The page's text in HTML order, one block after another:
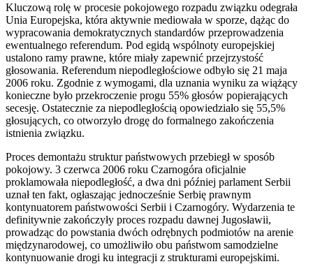
Kluczową rolę w procesie pokojowego rozpadu związku odegrała
Unia Europejska, która aktywnie mediowała w sporze, dążąc do
wypracowania demokratycznych standardów przeprowadzenia
ewentualnego referendum. Pod egidą wspólnoty europejskiej
ustalono ramy prawne, które miały zapewnić przejrzystość
głosowania. Referendum niepodległościowe odbyło się 21 maja
2006 roku. Zgodnie z wymogami, dla uznania wyniku za wiążący
konieczne było przekroczenie progu 55% głosów popierających
secesję. Ostatecznie za niepodległością opowiedziało się 55,5%
głosujących, co otworzyło drogę do formalnego zakończenia
istnienia związku.
Proces demontażu struktur państwowych przebiegł w sposób
pokojowy. 3 czerwca 2006 roku Czarnogóra oficjalnie
proklamowała niepodległość, a dwa dni później parlament Serbii
uznał ten fakt, ogłaszając jednocześnie Serbię prawnym
kontynuatorem państwowości Serbii i Czarnogóry. Wydarzenia te
definitywnie zakończyły proces rozpadu dawnej Jugosławii,
prowadząc do powstania dwóch odrębnych podmiotów na arenie
międzynarodowej, co umożliwiło obu państwom samodzielne
kontynuowanie drogi ku integracji z strukturami europejskimi.